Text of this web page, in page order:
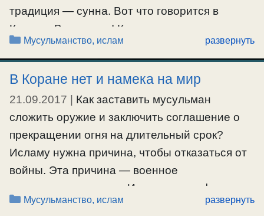
Ещё…
#мусульмане
традиция — сунна. Вот что говорится в
Коране: Верующие! Когда вы хотите
совершить молитву, то умывайте свои лица и
свои руки до локтей и отирайте ваши головы
и ваши ноги до щиколоток. Если бываете
осквернены истечением семени, то
очищайтесь; если …
Ещё…
#мусульмане
Рубрики
Мусульманство, ислам развернуть
В Коране нет и намека на мир
21.09.2017 | Как заставить мусульман
сложить оружие и заключить соглашение о
прекращении огня на длительный срок?
Исламу нужна причина, чтобы отказаться от
войны. Эта причина — военное
превосходство врага. Интервью профессора
Моше Шарона, арабиста кафедры
Рубрики
Мусульманство, ислам развернуть